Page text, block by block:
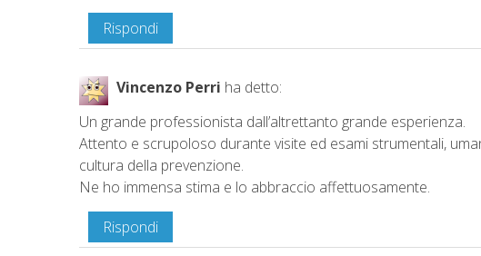
Rispondi
Vincenzo Perri ha detto:
Un grande professionista dall’altrettanto grande esperienza.
Attento e scrupoloso durante visite ed esami strumentali,
cultura della prevenzione.
Ne ho immensa stima e lo abbraccio affettuosamente.
Rispondi